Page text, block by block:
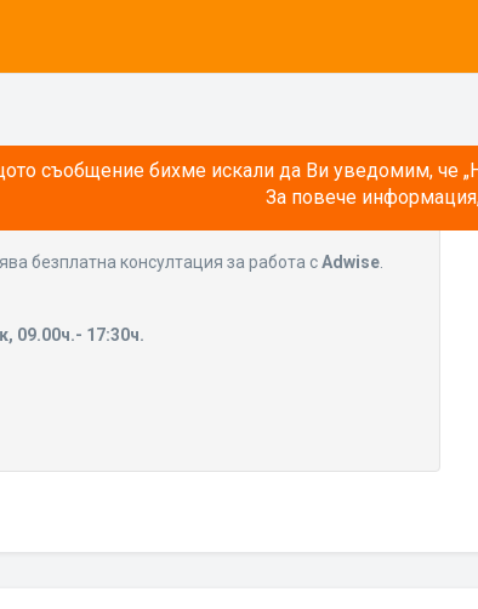
съобщение бихме искали да Ви уведомим, че
За повече
безплатна консултация за работа сAdwise
09.00ч.- 17:30ч.